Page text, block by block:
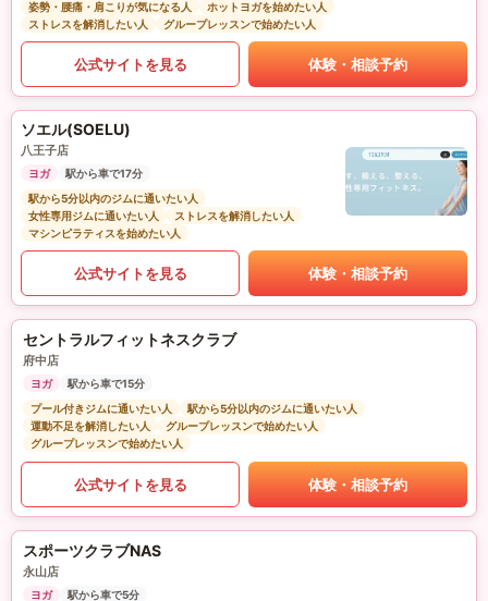
姿勢・腰痛・肩こりが気になる人
ホットヨガを始めたい人
ストレスを解消したい人
グループレッスンで始めたい人
公式サイトを見る 体験・相談予約
ソエル(SOELU)
八王子店
ヨガ
駅から車で17分
駅から5分以内のジムに通いたい人
女性専用ジムに通いたい人
ストレスを解消したい人
マシンピラティスを始めたい人
公式サイトを見る 体験・相談予約
セントラルフィットネスクラブ
府中店
ヨガ
駅から車で15分
プール付きジムに通いたい人
駅から5分以内のジムに通いたい人
運動不足を解消したい人
グループレッスンで始めたい人
グループレッスンで始めたい人
公式サイトを見る 体験・相談予約
スポーツクラブNAS
永山店
ヨガ 駅から車で5分